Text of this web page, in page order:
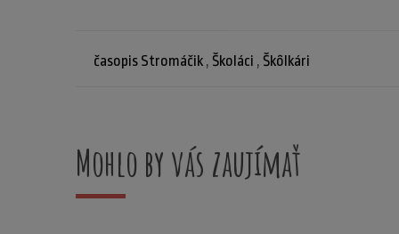
časopis Stromáčik, Školáci , Škôlkári
Mohlo by vás zaujímať